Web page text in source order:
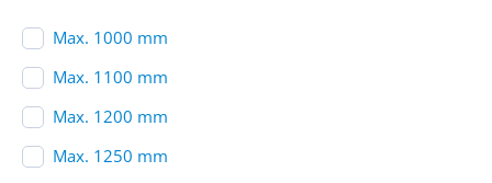
Max. 1000 mm
Max. 1100 mm
Max. 1200 mm
Max. 1250 mm